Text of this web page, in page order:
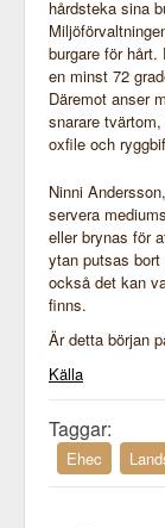
hårdsteka sina
burgare för hårt.
en minst 72
Däremot anser
snarare
oxfile och
Ninni
servera
eller brynas för
ytan putsas
också det kan
finns.
Är detta början
Källa
Taggar:
Ehec